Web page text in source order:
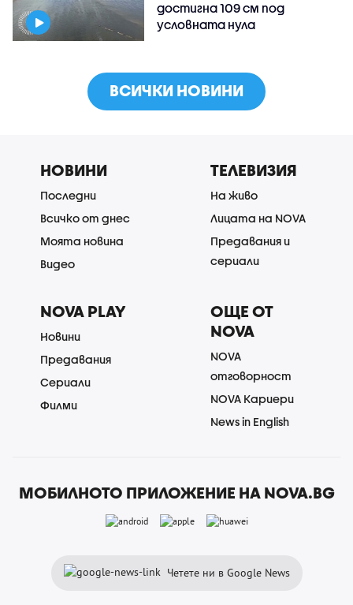
достигна 109 см под
условната нула
ВСИЧКИ НОВИНИ
НОВИНИ
Последни
Всичко от днес
Моята новина
Видео
ТЕЛЕВИЗИЯ
На живо
Лицата на NOVA
Предавания и
сериали
NOVA PLAY
Новини
Предавания
Сериали
Филми
ОЩЕ ОТ
NOVA
NOVA
отговорност
NOVA Кариери
News in English
МОБИЛНОТО ПРИЛОЖЕНИЕ НА NOVA.BG
Четете ни в Google News